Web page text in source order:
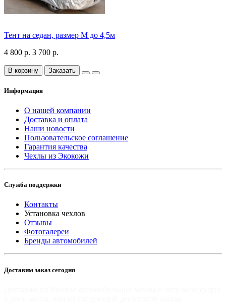
Тент на седан, размер М до 4,5м
4 800 р. 3 700 р.
В корзину Заказать
Информация
О нашей компании
Доставка и оплата
Наши новости
Пользовательское соглашение
Гарантия качества
Чехлы из Экокожи
Служба поддержки
Контакты
Установка чехлов
Отзывы
Фотогалереи
Бренды автомобилей
Доставим заказ сегодня